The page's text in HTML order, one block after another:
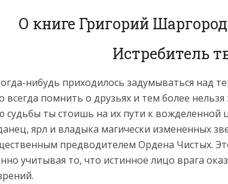
О книге Григорий
Истребитель
нибудь приходилось задумываться над
всегда помнить о друзьях и тем более
судьбы ты стоишь на их пути к вожделенной
ярл и владыка магически измененных
предводителем Ордена Чистых.
учитывая то, что истинное лицо врага